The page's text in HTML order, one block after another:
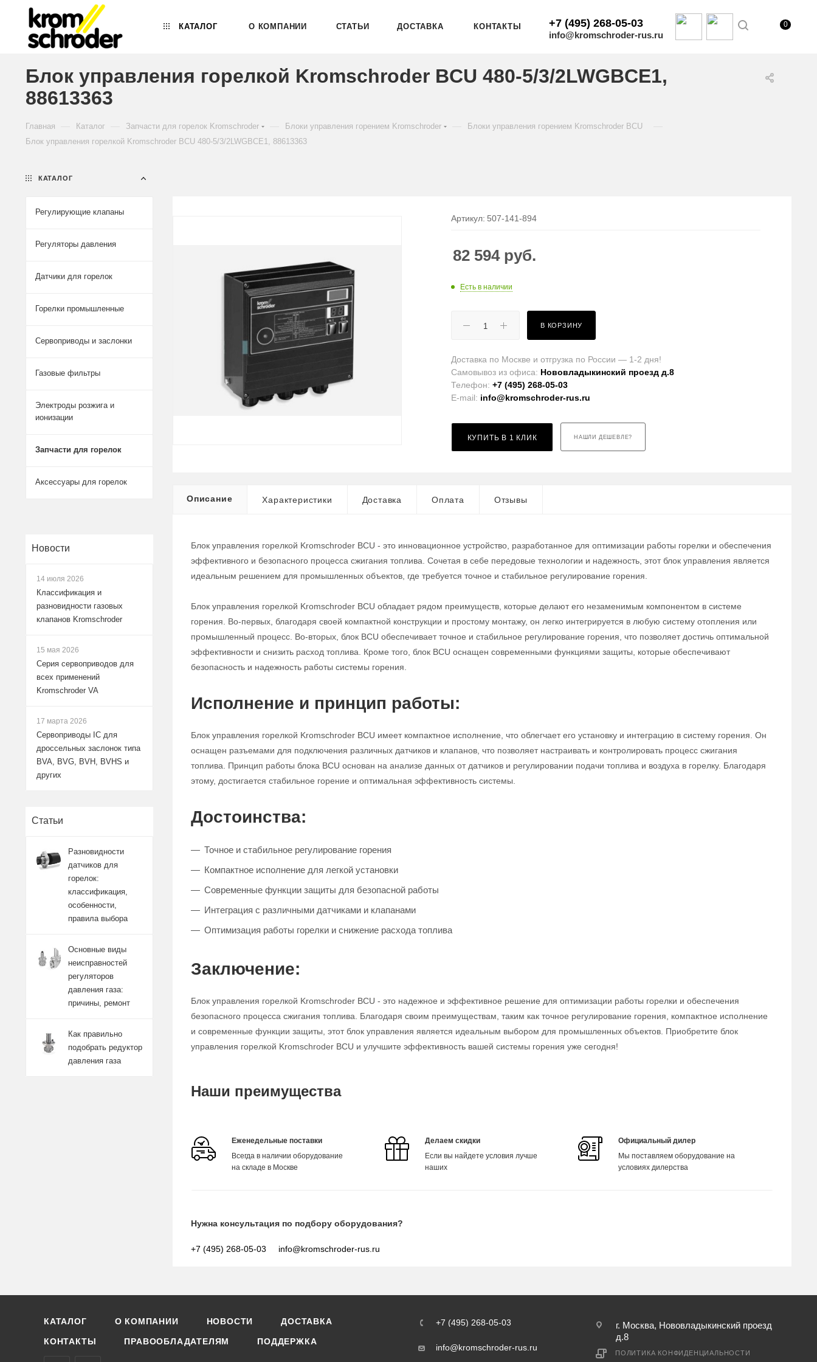
КАТАЛОГ О КОМПАНИИ СТАТЬИ ДОСТАВКА КОНТАКТЫ +7 (495) 268-05-03
info@kromschroder-rus.ru
0
Блок управления горелкой Kromschroder BCU 480-5/3/2LWGBCE1,
88613363
Главная Каталог Запчасти для горелок Kromschroder Блоки управления горением Kromschroder Блоки управления горением Kromschroder BCU
Блок управления горелкой Kromschroder BCU 480-5/3/2LWGBCE1, 88613363
Артикул: 507-141-894
82 594руб.
Есть в наличии
В КОРЗИНУ
Доставка по Москве и отгрузка по России — 1-2 дня!
Самовывоз из офиса: Нововладыкинский проезд д.8
Телефон:+7 (495) 268-05-03
E-mail: info@kromschroder-rus.ru
КУПИТЬ В 1 КЛИК НАШЛИ ДЕШЕВЛЕ?
Описание Характеристики Доставка Оплата Отзывы
Блок управления горелкой Kromschroder BCU - это инновационное устройство, разработанное для оптимизации работы горелки и обеспечения
эффективного и безопасного процесса сжигания топлива. Сочетая в себе передовые технологии и надежность, этот блок управления является
идеальным решением для промышленных объектов, где требуется точное и стабильное регулирование горения.
Блок управления горелкой Kromschroder BCU обладает рядом преимуществ, которые делают его незаменимым компонентом в системе
горения. Во-первых, благодаря своей компактной конструкции и простому монтажу, он легко интегрируется в любую систему отопления или
промышленный процесс. Во-вторых, блок BCU обеспечивает точное и стабильное регулирование горения, что позволяет достичь оптимальной
эффективности и снизить расход топлива. Кроме того, блок BCU оснащен современными функциями защиты, которые обеспечивают
безопасность и надежность работы системы горения.
Исполнение и принцип работы:
Блок управления горелкой Kromschroder BCU имеет компактное исполнение, что облегчает его установку и интеграцию в систему горения. Он
оснащен разъемами для подключения различных датчиков и клапанов, что позволяет настраивать и контролировать процесс сжигания
топлива. Принцип работы блока BCU основан на анализе данных от датчиков и регулировании подачи топлива и воздуха в горелку. Благодаря
этому, достигается стабильное горение и оптимальная эффективность системы.
Достоинства:
Точное и стабильное регулирование горения
Компактное исполнение для легкой установки
Современные функции защиты для безопасной работы
Интеграция с различными датчиками и клапанами
Оптимизация работы горелки и снижение расхода топлива
Заключение:
Блок управления горелкой Kromschroder BCU - это надежное и эффективное решение для оптимизации работы горелки и обеспечения
безопасного процесса сжигания топлива. Благодаря своим преимуществам, таким как точное регулирование горения, компактное исполнение
и современные функции защиты, этот блок управления является идеальным выбором для промышленных объектов. Приобретите блок
управления горелкой Kromschroder BCU и улучшите эффективность вашей системы горения уже сегодня!
Наши преимущества
Еженедельные поставки
Всегда в наличии оборудование
на складе в Москве
Делаем скидки
Если вы найдете условия лучше
наших
Официальный дилер
Мы поставляем оборудование на
условиях дилерства
Нужна консультация по подбору оборудования?
+7 (495) 268-05-03 info@kromschroder-rus.ru
КАТАЛОГ
Регулирующие клапаны
Регуляторы давления
Датчики для горелок
Горелки промышленные
Сервоприводы и заслонки
Газовые фильтры
Электроды розжига и
ионизации
Запчасти для горелок
Аксессуары для горелок
Новости
14 июля 2026
Классификация и
разновидности газовых
клапанов Kromschroder
15 мая 2026
Серия сервоприводов для
всех применений
Kromschroder VA
17 марта 2026
Сервоприводы IC для
дроссельных заслонок типа
BVA, BVG, BVH, BVHS и
других
Статьи
Разновидности
датчиков для
горелок:
классификация,
особенности,
правила выбора
Основные виды
неисправностей
регуляторов
давления газа:
причины, ремонт
Как правильно
подобрать редуктор
давления газа
КАТАЛОГ О КОМПАНИИ НОВОСТИ ДОСТАВКА
КОНТАКТЫ ПРАВООБЛАДАТЕЛЯМ ПОДДЕРЖКА
+7 (495) 268-05-03
info@kromschroder-rus.ru
г. Москва, Нововладыкинский проезд
д.8
ПОЛИТИКА КОНФИДЕНЦИАЛЬНОСТИ